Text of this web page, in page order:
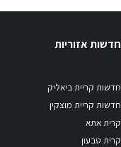
חדשות אזוריות
חדשות קריית ביאליק
חדשות קריית מוצקין
קרית אתא
קרית טבעון